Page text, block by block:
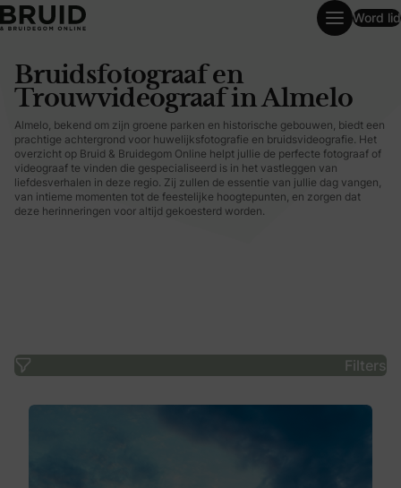
Word lid
Bruidsfotograaf en
Trouwvideograaf in Almelo
Almelo, bekend om zijn groene parken en historische gebouwen, biedt een
prachtige achtergrond voor huwelijksfotografie en bruidsvideografie. Het
overzicht op Bruid & Bruidegom Online helpt jullie de perfecte fotograaf of
videograaf te vinden die gespecialiseerd is in het vastleggen van
liefdesverhalen in deze regio. Zij zullen de essentie van jullie dag vangen,
van intieme momenten tot de feestelijke hoogtepunten, en zorgen dat
deze herinneringen voor altijd gekoesterd worden.
Filters